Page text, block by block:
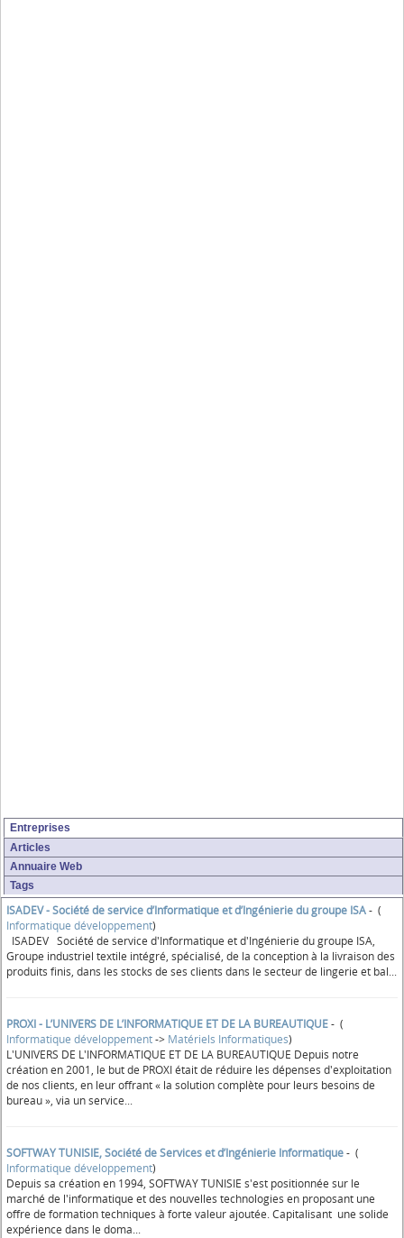
Entreprises
Articles
Annuaire Web
Tags
ISADEV - Société de service d’Informatique et d’Ingénierie du groupe ISA- (
Informatique développement)
ISADEV Société de service d'Informatique et d'Ingénierie du groupe ISA,
Groupe industriel textile intégré, spécialisé, de la conception à la livraison des
produits finis, dans les stocks de ses clients dans le secteur de lingerie et bal...
PROXI - L’UNIVERS DE L’INFORMATIQUE ET DE LA BUREAUTIQUE- (
Informatique développement-> Matériels Informatiques)
L'UNIVERS DE L'INFORMATIQUE ET DE LA BUREAUTIQUE Depuis notre
création en 2001, le but de PROXI était de réduire les dépenses d'exploitation
de nos clients, en leur offrant « la solution complète pour leurs besoins de
bureau », via un service...
SOFTWAY TUNISIE, Société de Services et d’Ingénierie Informatique- (
Informatique développement)
Depuis sa création en 1994, SOFTWAY TUNISIE s'est positionnée sur le
marché de l'informatique et des nouvelles technologies en proposant une
offre de formation techniques à forte valeur ajoutée. Capitalisant une solide
expérience dans le doma...